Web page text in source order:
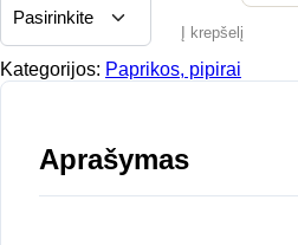
Į krepšelį
Kategorijos: Paprikos, pipirai
Aprašymas